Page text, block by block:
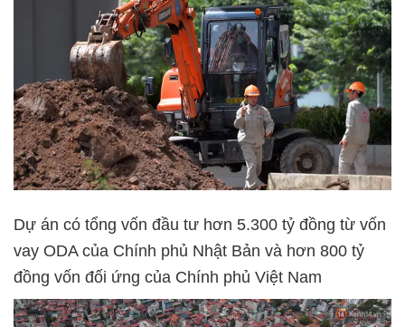
Dự án có tổng vốn đầu tư hơn 5.300 tỷ đồng từ vốn
vay ODA của Chính phủ Nhật Bản và hơn 800 tỷ
đồng vốn đối ứng của Chính phủ Việt Nam